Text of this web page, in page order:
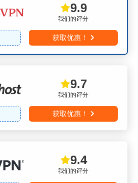
我们的评分
9.9
获取优惠！
我们的评分
9.7
获取优惠！
我们的评分
9.4